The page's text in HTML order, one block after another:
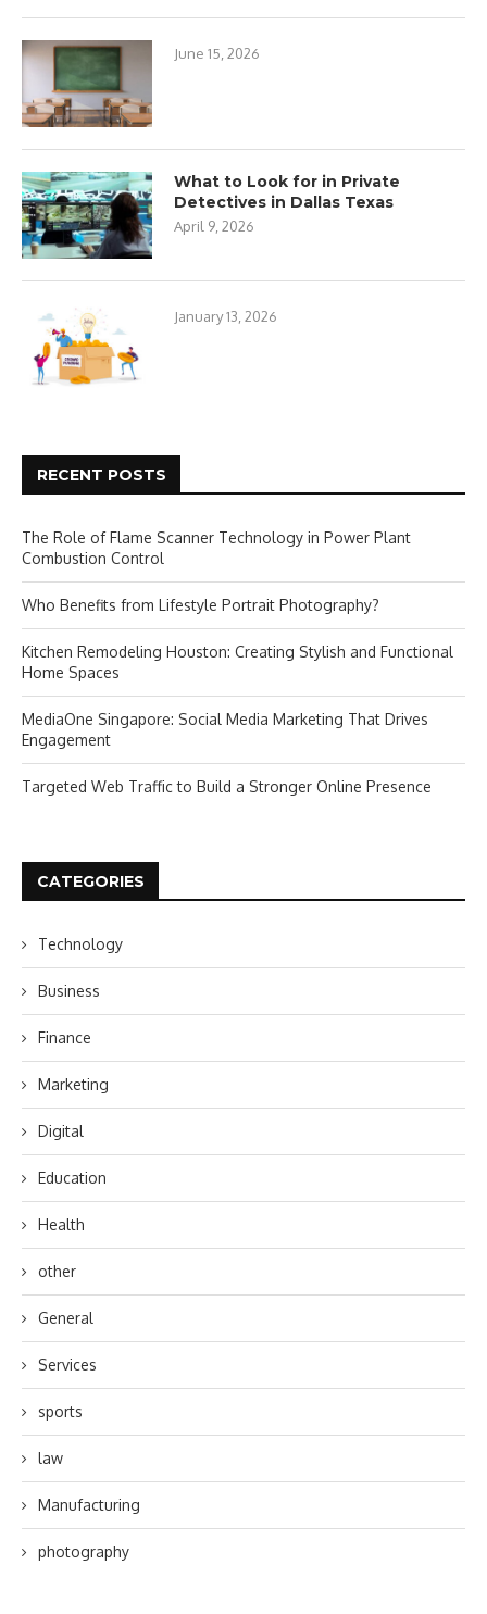
June 15, 2026
What to Look for in Private
Detectives in Dallas Texas
April 9, 2026
January 13, 2026
RECENT POSTS
The Role of Flame Scanner Technology in Power Plant
Combustion Control
Who Benefits from Lifestyle Portrait Photography?
Kitchen Remodeling Houston: Creating Stylish and Functional
Home Spaces
MediaOne Singapore: Social Media Marketing That Drives
Engagement
Targeted Web Traffic to Build a Stronger Online Presence
CATEGORIES
Technology
Business
Finance
Marketing
Digital
Education
Health
other
General
Services
sports
law
Manufacturing
photography